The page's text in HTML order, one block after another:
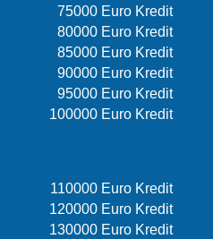
75000 Euro Kredit
80000 Euro Kredit
85000 Euro Kredit
90000 Euro Kredit
95000 Euro Kredit
100000 Euro Kredit
110000 Euro Kredit
120000 Euro Kredit
130000 Euro Kredit